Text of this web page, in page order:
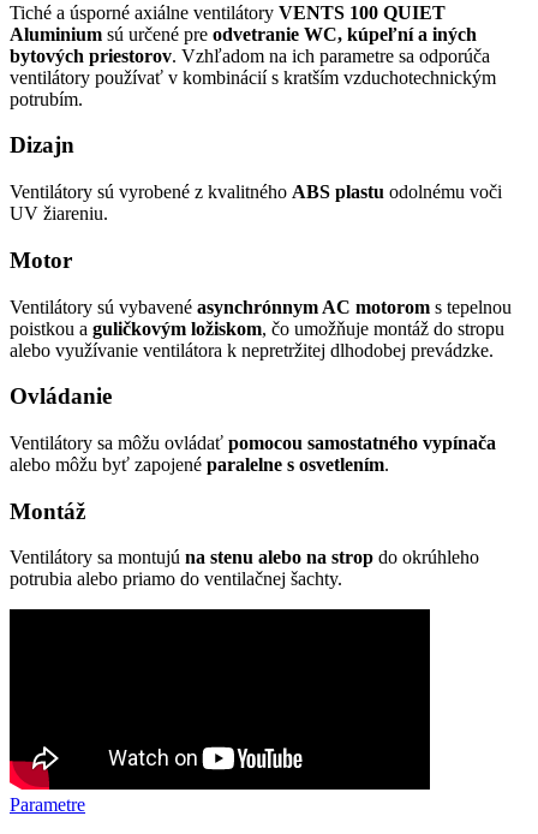
Tiché a úsporné axiálne ventilátory VENTS 100 QUIET
Aluminium sú určené pre odvetranie WC, kúpeľní a iných
bytových priestorov. Vzhľadom na ich parametre sa odporúča
ventilátory používať v kombinácií s kratším vzduchotechnickým
potrubím.
Dizajn
Ventilátory sú vyrobené z kvalitného ABS plastu odolnému voči
UV žiareniu.
Motor
Ventilátory sú vybavené asynchrónnym AC motorom s tepelnou
poistkou a guličkovým ložiskom, čo umožňuje montáž do stropu
alebo využívanie ventilátora k nepretržitej dlhodobej prevádzke.
Ovládanie
Ventilátory sa môžu ovládať pomocou samostatného vypínača
alebo môžu byť zapojené paralelne s osvetlením.
Montáž
Ventilátory sa montujú na stenu alebo na strop do okrúhleho
potrubia alebo priamo do ventilačnej šachty.
Parametre